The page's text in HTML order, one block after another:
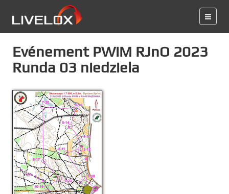
Evénement PWiM RJnO 2023
Runda 03 niedziela